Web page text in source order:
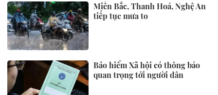
Miền Bắc, Thanh Hoá, Nghệ An
tiếp tục mưa to
Bảo hiểm Xã hội có thông báo
quan trọng tới người dân